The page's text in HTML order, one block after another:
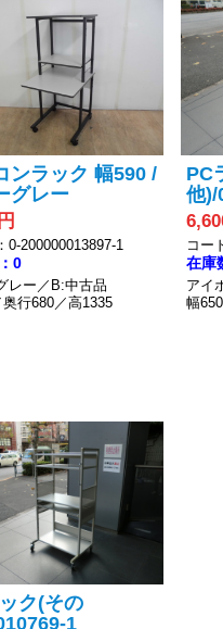
ンラック 幅590 /
グレー
0-200000013897-1
0
レー／B:中古品
行680／高1335
PC
他)/
コー
在庫
アイ
幅
ク(その
1